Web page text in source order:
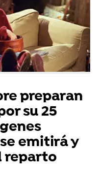
preparan
su 25
emitirá y
reparto